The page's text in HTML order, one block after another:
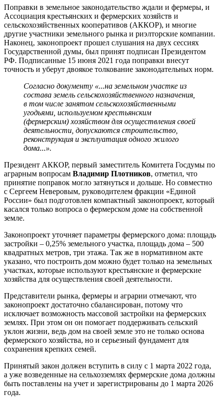
Поправки в земельное законодательство ждали и фермеры, и
Ассоциация крестьянских и фермерских хозяйств и
сельскохозяйственных кооперативов (АККОР), и многие
другие участники земельного рынка и риэлторские компании.
Наконец, законопроект прошел слушания на двух сессиях
Государственной думы, был принят подписан Президентом
РФ. Подписанные 15 июня 2021 года поправки внесут
точность и уберут двоякое толкование законодательных норм.
Согласно документу «...на земельном участке из
состава земель сельскохозяйственного назначения,
в том числе занятом сельскохозяйственными
угодьями, используемом крестьянским
(фермерским) хозяйством для осуществления своей
деятельности, допускаются строительство,
реконструкция и эксплуатация одного жилого
дома...».
Президент АККОР, первый заместитель Комитета Госдумы по
аграрным вопросам Владимир Плотников, отметил, что
принятие поправок могло затянуться и дольше. Но совместно
с Сергеем Неверовым, руководителем фракции «Единой
России» был подготовлен компактный законопроект, который
касался только вопроса о фермерском доме на собственной
земле.
Законопроект уточняет параметры фермерского дома: площадь
застройки – 0,25% земельного участка, площадь дома – 500
квадратных метров, три этажа. Так же в нормативном акте
указано, что построить дом можно будет только на земельных
участках, которые используют крестьянские и фермерские
хозяйства для осуществления своей деятельности.
Представители рынка, фермеры и аграрии отмечают, что
законопроект достаточно сбалансирован, потому что
исключает возможность массовой застройки на фермерских
землях. При этом он он помогает поддерживать сельский
уклон жизни, ведь дом на своей земле это не только основа
фермерского хозяйства, но и серьезный фундамент для
сохранения крепких семей.
Принятый закон должен вступить в силу с 1 марта 2022 года,
а уже возведенные на сельхозземлях фермерские дома должны
быть поставлены на учет и зарегистрированы до 1 марта 2026
года.